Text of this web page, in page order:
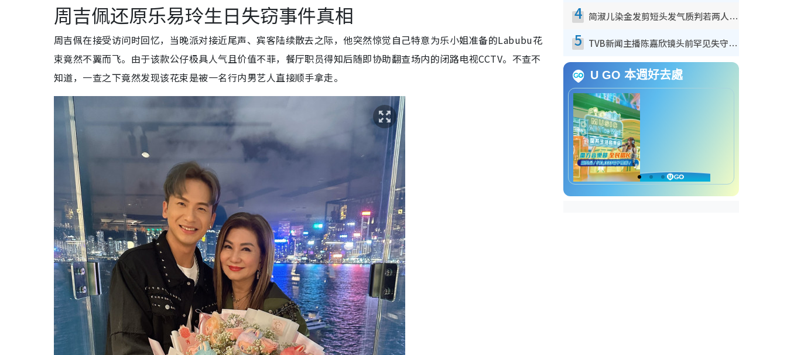
周吉佩还原乐易玲生日失窃事件真相
周吉佩在接受访问时回忆，当晚派对接近尾声、宾客陆续散去之际，他突然惊觉自己特意为乐小姐准备的Labubu花
束竟然不翼而飞。由于该款公仔极具人气且价值不菲，餐厅职员得知后随即协助翻查场内的闭路电视CCTV。不查不
知道，一查之下竟然发现该花束是被一名行内男艺人直接顺手拿走。
4 简淑儿染金发剪短头发气质判若两人！吓坏老公麦大力都认不出：“你做什么？”
5 TVB新闻主播陈嘉欣镜头前罕见失守！遭林超英一句话突袭吓坏当场大笑
U GO 本週好去處